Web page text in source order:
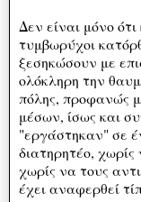
Δεν είναι μόνο ότι
τυμβωρύχοι
ξεσηκώσουν με
ολόκληρη την
πόλης, προφανώς
μέσων, ίσως και
"εργάστηκαν" σε
διατηρητέο,
χωρίς να τους
έχει αναφερθεί